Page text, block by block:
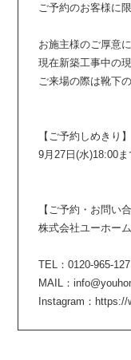
ご予約のお客様に
お施主様のご厚意に
現在新築工事中の
ご来場の際は靴下
【ご予約しめきり】
9月27日(水)18:00ま
【ご予約・お問い合
株式会社ユーホー
TEL：0120-965-127
MAIL：
Instagram：https://